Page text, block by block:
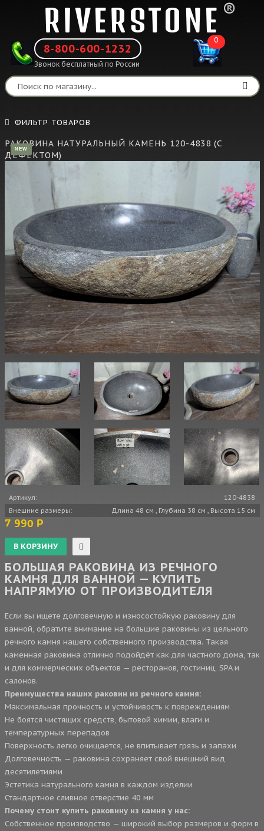
RIVERSTONE ®
8-800-600-1232
Звонок бесплатный по России
0
ФИЛЬТР ТОВАРОВ
РАКОВИНА НАТУРАЛЬНЫЙ КАМЕНЬ 120-4838 (С
ДЕФЕКТОМ)
NEW
Артикул:
120-4838
Внешние размеры:
Длина 48 см , Глубина 38 см , Высота 15 см
7 990 Р
БОЛЬШАЯ РАКОВИНА ИЗ РЕЧНОГО
КАМНЯ ДЛЯ ВАННОЙ — КУПИТЬ
НАПРЯМУЮ ОТ ПРОИЗВОДИТЕЛЯ
Если вы ищете долговечную и износостойкую раковину для
ванной, обратите внимание на большие раковины из цельного
речного камня нашего собственного производства. Такая
каменная раковина отлично подойдёт как для частного дома, так
и для коммерческих объектов — ресторанов, гостиниц, SPA и
салонов.
Преимущества наших раковин из речного камня:
Максимальная прочность и устойчивость к повреждениям
Не боятся чистящих средств, бытовой химии, влаги и
температурных перепадов
Поверхность легко очищается, не впитывает грязь и запахи
Долговечность — раковина сохраняет свой внешний вид
десятилетиями
Эстетика натурального камня в каждом изделии
Стандартное сливное отверстие 40 мм
Почему стоит купить раковину из камня у нас:
Собственное производство — широкий выбор размеров и форм в